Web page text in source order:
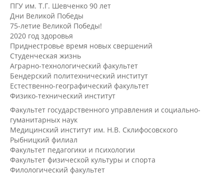
ПГУ им. Т.Г. Шевченко 90 лет
Дни Великой Победы
75-летие Великой Победы!
2020 год здоровья
Приднестровье время новых свершений
Студенческая жизнь
Аграрно-технологический факультет
Бендерский политехнический институт
Естественно-географический факультет
Физико-технический институт
Факультет государственного управления и социально-
гуманитарных наук
Медицинский институт им. Н.В. Склифосовского
Рыбницкий филиал
Факультет педагогики и психологии
Факультет физической культуры и спорта
Филологический факультет